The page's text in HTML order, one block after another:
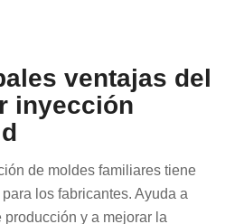
ventajas del
inyección
de moldes familiares tiene
los fabricantes. Ayuda a
producción y a mejorar la